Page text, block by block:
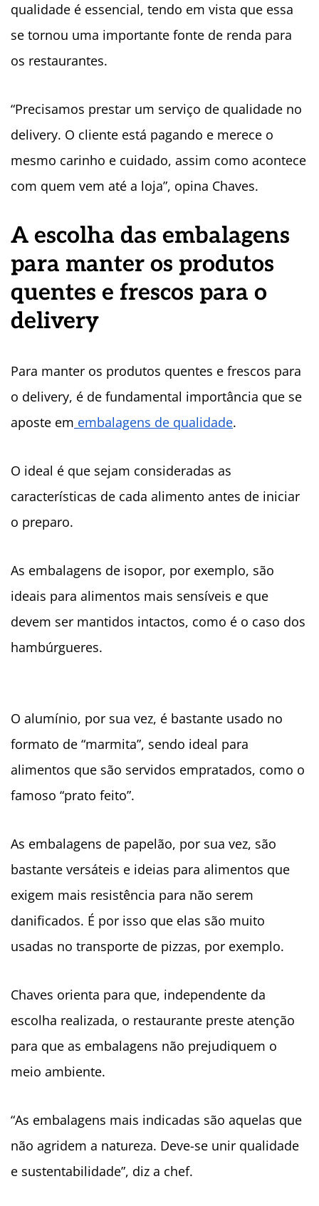
qualidade é essencial, tendo em vista que essa
se tornou uma importante fonte de renda para
os restaurantes.
“Precisamos prestar um serviço de qualidade no
delivery. O cliente está pagando e merece o
mesmo carinho e cuidado, assim como acontece
com quem vem até a loja”, opina Chaves.
A escolha das embalagens
para manter os produtos
quentes e frescos para o
delivery
Para manter os produtos quentes e frescos para
o delivery, é de fundamental importância que se
aposte em embalagens de qualidade.
O ideal é que sejam consideradas as
características de cada alimento antes de iniciar
o preparo.
As embalagens de isopor, por exemplo, são
ideais para alimentos mais sensíveis e que
devem ser mantidos intactos, como é o caso dos
hambúrgueres.
O alumínio, por sua vez, é bastante usado no
formato de “marmita”, sendo ideal para
alimentos que são servidos empratados, como o
famoso “prato feito”.
As embalagens de papelão, por sua vez, são
bastante versáteis e ideias para alimentos que
exigem mais resistência para não serem
danificados. É por isso que elas são muito
usadas no transporte de pizzas, por exemplo.
Chaves orienta para que, independente da
escolha realizada, o restaurante preste atenção
para que as embalagens não prejudiquem o
meio ambiente.
“As embalagens mais indicadas são aquelas que
não agridem a natureza. Deve-se unir qualidade
e sustentabilidade”, diz a chef.